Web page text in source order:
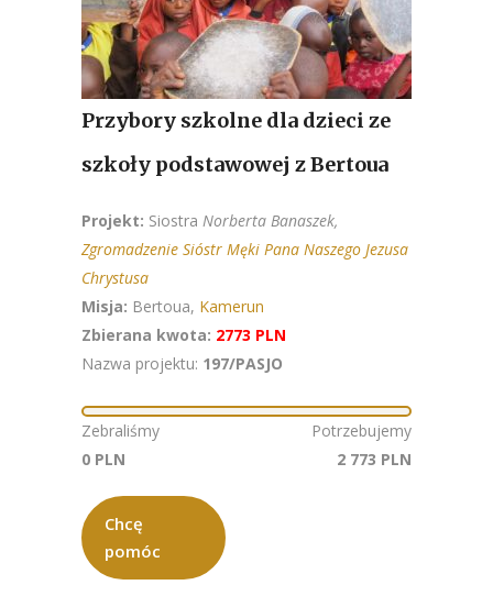
Przybory szkolne dla dzieci ze
szkoły podstawowej z Bertoua
Projekt: Siostra Norberta Banaszek,
Zgromadzenie Sióstr Męki Pana Naszego Jezusa
Chrystusa
Misja: Bertoua, Kamerun
Zbierana kwota: 2773 PLN
Nazwa projektu: 197/PASJO
Chcę
pomóc
Zebraliśmy
0 PLN
Potrzebujemy
2 773 PLN